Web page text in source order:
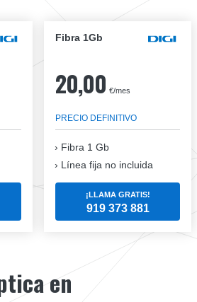
Fibra 1Gb
20,00 €/mes
PRECIO DEFINITIVO
Fibra 1 Gb
Línea fija no incluida
¡LLAMA GRATIS!
919 373 881
en